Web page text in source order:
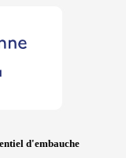
d'embauche